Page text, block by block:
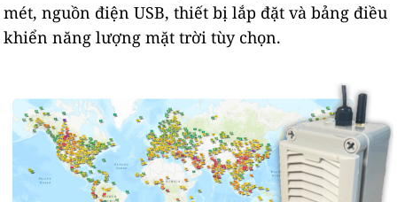
mét, nguồn điện USB, thiết bị lắp đặt và bảng điều
khiển năng lượng mặt trời tùy chọn.